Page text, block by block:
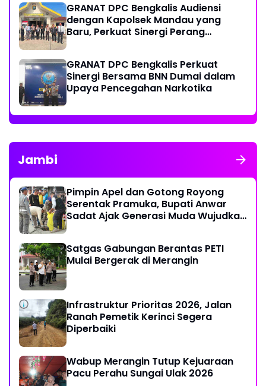
GRANAT DPC Bengkalis Audiensi
dengan Kapolsek Mandau yang
Baru, Perkuat Sinergi Perang
GRANAT DPC Bengkalis Perkuat
Sinergi Bersama BNN Dumai dalam
Upaya Pencegahan Narkotika
Jambi
Pimpin Apel dan Gotong Royong
Serentak Pramuka, Bupati Anwar
Sadat Ajak Generasi Muda Wujudkan
Satgas Gabungan Berantas PETI
Mulai Bergerak di Merangin
Infrastruktur Prioritas 2026, Jalan
Ranah Pemetik Kerinci Segera
Diperbaiki
Wabup Merangin Tutup Kejuaraan
Pacu Perahu Sungai Ulak 2026